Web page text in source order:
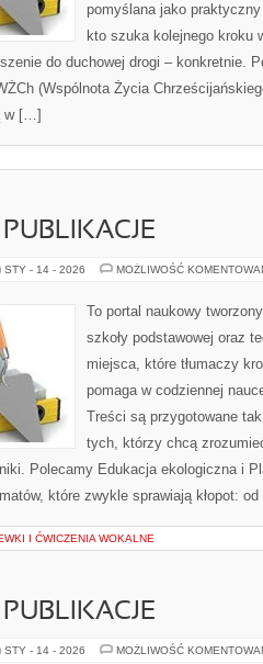
pomyślana jako
kto szuka kolejnego kroku
do duchowej drogi – konkretnie.
(Wspólnota Życia
w […]
STY - 14 - 2026 MOŻLIWOŚĆ
To portal naukowy
szkoły podstawowej oraz
miejsca, które tłumaczy
pomaga w codziennej
Treści są przygotowane
tych, którzy chcą
Polecamy Edukacja ekologiczna i
które zwykle sprawiają kłopot:
I ĆWICZENIA WOKALNE
STY - 14 - 2026 MOŻLIWOŚĆ